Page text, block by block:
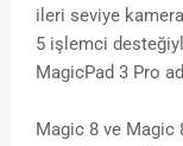
ileri seviye
5 işlemci
MagicPad 3 Pro
Magic 8 ve Magic